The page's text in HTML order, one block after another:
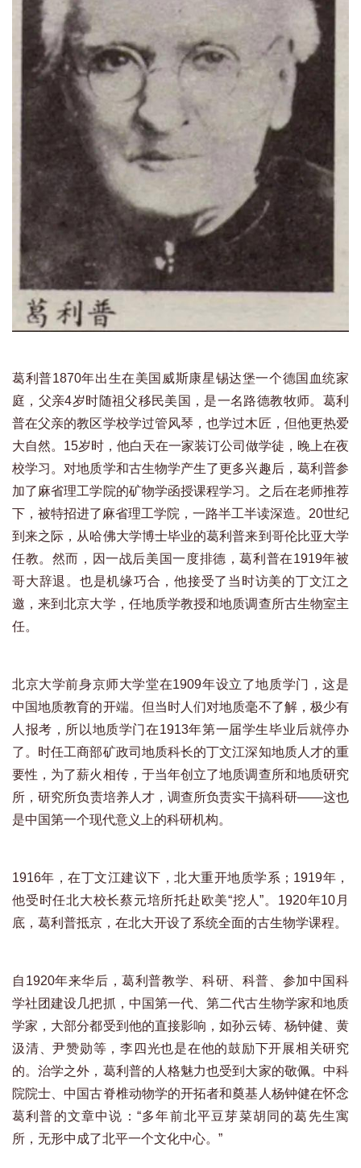
葛利普1870年出生在美国威斯康星锡达堡一个德国血统家
庭，父亲4岁时随祖父移民美国，是一名路德教牧师。葛利
普在父亲的教区学校学过管风琴，也学过木匠，但他更热爱
大自然。15岁时，他白天在一家装订公司做学徒，晚上在夜
校学习。对地质学和古生物学产生了更多兴趣后，葛利普参
加了麻省理工学院的矿物学函授课程学习。之后在老师推荐
下，被特招进了麻省理工学院，一路半工半读深造。20世纪
到来之际，从哈佛大学博士毕业的葛利普来到哥伦比亚大学
任教。然而，因一战后美国一度排德，葛利普在1919年被
哥大辞退。也是机缘巧合，他接受了当时访美的丁文江之
邀，来到北京大学，任地质学教授和地质调查所古生物室主
任。
北京大学前身京师大学堂在1909年设立了地质学门，这是
中国地质教育的开端。但当时人们对地质毫不了解，极少有
人报考，所以地质学门在1913年第一届学生毕业后就停办
了。时任工商部矿政司地质科长的丁文江深知地质人才的重
要性，为了薪火相传，于当年创立了地质调查所和地质研究
所，研究所负责培养人才，调查所负责实干搞科研——这也
是中国第一个现代意义上的科研机构。
1916年，在丁文江建议下，北大重开地质学系；1919年，
他受时任北大校长蔡元培所托赴欧美“挖人”。1920年10月
底，葛利普抵京，在北大开设了系统全面的古生物学课程。
自1920年来华后，葛利普教学、科研、科普、参加中国科
学社团建设几把抓，中国第一代、第二代古生物学家和地质
学家，大部分都受到他的直接影响，如孙云铸、杨钟健、黄
汲清、尹赞勋等，李四光也是在他的鼓励下开展相关研究
的。治学之外，葛利普的人格魅力也受到大家的敬佩。中科
院院士、中国古脊椎动物学的开拓者和奠基人杨钟健在怀念
葛利普的文章中说：“多年前北平豆芽菜胡同的葛先生寓
所，无形中成了北平一个文化中心。”